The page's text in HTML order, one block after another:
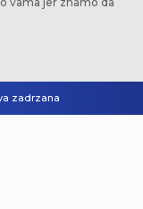
zadrzana